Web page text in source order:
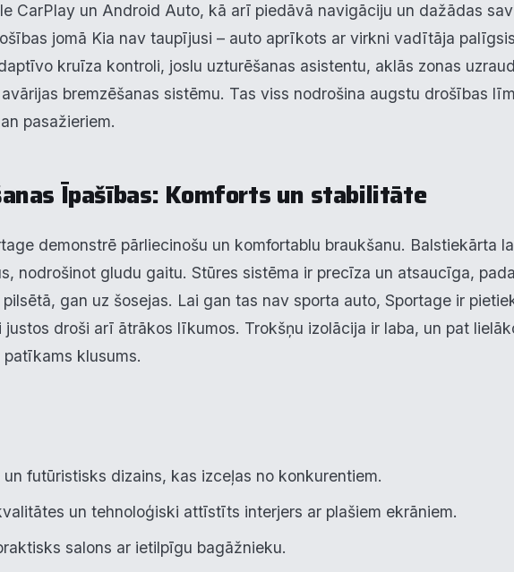
CarPlay un Android Auto, kā arī piedāvā navigāciju un dažādas
jomā Kia nav taupījusi – auto aprīkots ar virkni vadītāja
kruīza kontroli, joslu uzturēšanas asistentu, aklās zonas
bremzēšanas sistēmu. Tas viss nodrošina augstu drošības
pasažieriem.
Īpašības: Komforts un stabilitāte
demonstrē pārliecinošu un komfortablu braukšanu. Balstiekārta
nodrošinot gludu gaitu. Stūres sistēma ir precīza un atsaucīga,
gan uz šosejas. Lai gan tas nav sporta auto, Sportage ir
justos droši arī ātrākos līkumos. Trokšņu izolācija ir laba, un pat
klusums.
futūristisks dizains, kas izceļas no konkurentiem.
un tehnoloģiski attīstīts interjers ar plašiem ekrāniem.
salons ar ietilpīgu bagāžnieku.
▶ Nepieciešamās Vienmēr aktīvs
▶ Analītika
Noraidīt visu Saglabāt preferences Pieņemt visu